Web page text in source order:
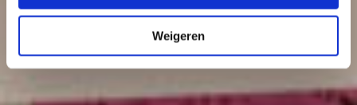
Weigeren
Wijkfestival Hoograven